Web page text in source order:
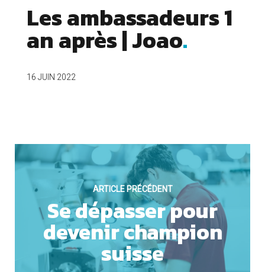
Les ambassadeurs 1
an après | Joao
16 JUIN 2022
ARTICLE PRÉCÉDENT
Se dépasser pour
devenir champion
suisse
Cookies essentiels
Cookies marketing